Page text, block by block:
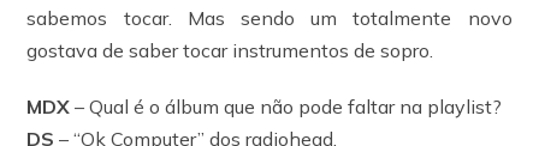
sabemos tocar. Mas sendo um totalmente novo
gostava de saber tocar instrumentos de sopro.
MDX – Qual é o álbum que não pode faltar na playlist?
DS – “Ok Computer” dos radiohead.